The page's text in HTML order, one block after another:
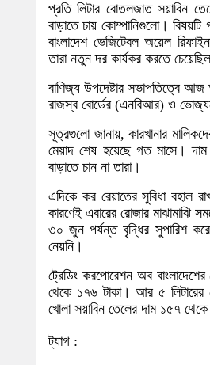
প্রতি লিটার বোতলজাত সয়াবিন
বাড়াতে চায় কোম্পানিগুলো। বিষয়টি
বাংলাদেশ ভেজিটেবল অয়েল
তারা নতুন দর কার্যকর করতে
বাণিজ্য উপদেষ্টার সভাপতিত্বে আজ
রাজস্ব বোর্ডের (এনবিআর) ও
সূত্রগুলো জানায়, কারখানার
মেয়াদ শেষ হয়েছে গত মাসে।
বাড়াতে চান না তারা।
এদিকে কর রেয়াতের সুবিধা বহাল
কারণেই এবারের রোজার মাঝামাঝি
৩০ জুন পর্যন্ত বৃদ্ধির সুপারিশ
নেয়নি।
ট্রেডিং করপোরেশন অব
থেকে ১৭৬ টাকা। আর ৫
খোলা সয়াবিন তেলের দাম ১৫৭
ট্যাগ :